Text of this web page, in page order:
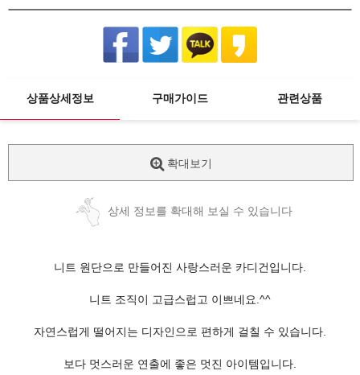
상품상세정보 구매가이드 관련상품
확대보기
상세 정보를 확대해 보실 수 있습니다
니트 원단으로 만들어진 사랑스러운 카디건입니다.
니트 조직이 고급스럽고 이쁘네요.^^
자연스럽게 떨어지는 디자인으로 편하게 걸칠 수 있습니다.
보다 멋스러운 연출에 좋은 멋진 아이템입니다.